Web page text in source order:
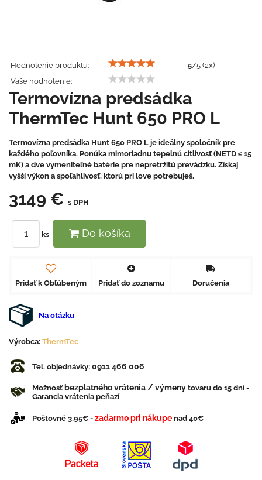
Hodnotenie produktu: 5/5 (2x)
Vaše hodnotenie:
Termovízna predsádka
ThermTec Hunt 650 PRO L
Termovízna predsádka Hunt 650 PRO L je ideálny spoločník pre
každého poľovníka. Ponúka mimoriadnu tepelnú citlivosť (NETD ≤ 15
mK) a dve vymeniteľné batérie pre nepretržitú prevádzku. Získaj
vyšší výkon a spoľahlivosť, ktorú pri love potrebuješ.
3149 € s DPH
ks Do košíka
Pridať k Obľúbeným Pridať do zoznamu Doručenia
Na otázku
Výrobca: ThermTec
Tel. objednávky: 0911 466 006
Možnosťbezplatného vrátenia / výmeny tovaru do 15 dní -
Garancia vrátenia peňazí
Poštovné 3,95€ - zadarmo pri nákupe nad 40€